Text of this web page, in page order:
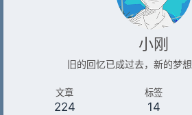
小刚
旧的回忆已成过去，新的梦想
文章
224
标签
14